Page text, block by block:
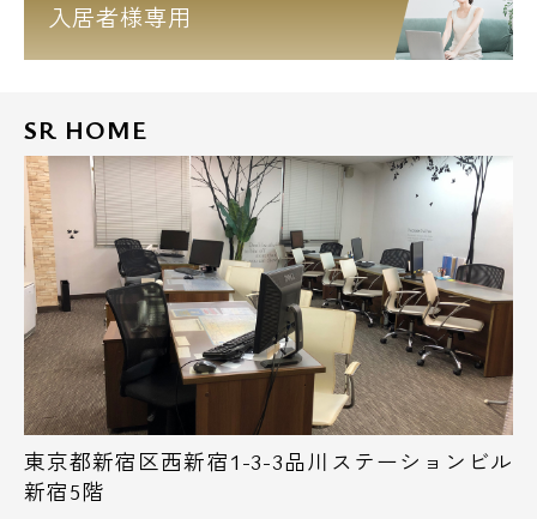
入居者様専用
SR HOME
東京都新宿区西新宿1-3-3品川ステーションビル
新宿5階